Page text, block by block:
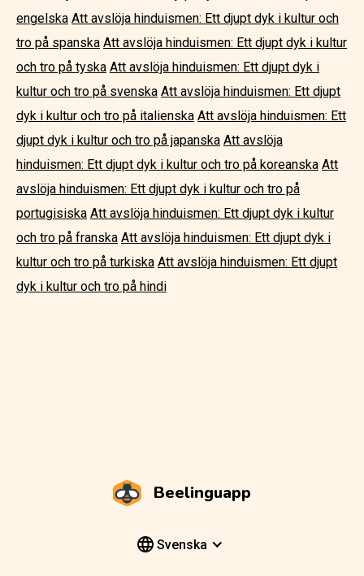
engelska Att avslöja hinduismen: Ett djupt dyk i kultur och
tro på spanska Att avslöja hinduismen: Ett djupt dyk i kultur
och tro på tyska Att avslöja hinduismen: Ett djupt dyk i
kultur och tro på svenska Att avslöja hinduismen: Ett djupt
dyk i kultur och tro på italienska Att avslöja hinduismen: Ett
djupt dyk i kultur och tro på japanska Att avslöja
hinduismen: Ett djupt dyk i kultur och tro på koreanska Att
avslöja hinduismen: Ett djupt dyk i kultur och tro på
portugisiska Att avslöja hinduismen: Ett djupt dyk i kultur
och tro på franska Att avslöja hinduismen: Ett djupt dyk i
kultur och tro på turkiska Att avslöja hinduismen: Ett djupt
dyk i kultur och tro på hindi
Beelinguapp
Svenska